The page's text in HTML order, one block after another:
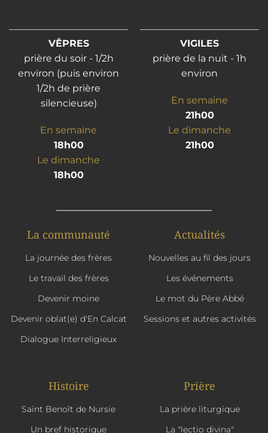
VÊPRES
prière du soir - 1/2h
environ (puis environ
1/2h de prière
silencieuse)
En semaine
18h00
Le dimanche
18h00
VIGILES
prière de la nuit - 1h
environ
En semaine
21h00
Le dimanche
21h00
La communauté
La journée des frères
Le travail des frères
Devenir moine
Devenir oblat(e) d'En Calcat
Dialogue Interreligieux
Actualités
Nouvelles au fil des jours
Les événements
Le mot du Père Abbé
Sessions et autres activités
Histoire
Saint Benoît de Nursie
Un bref historique
Prière
La prière liturgique
La "lectio divina"